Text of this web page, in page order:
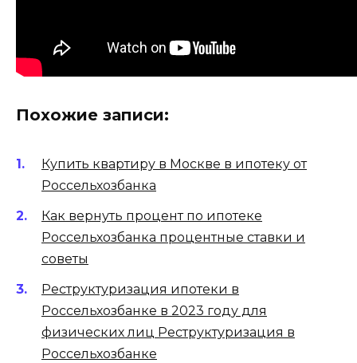
Похожие записи:
Купить квартиру в Москве в ипотеку от
Россельхозбанка
Как вернуть процент по ипотеке
Россельхозбанка процентные ставки и
советы
Реструктуризация ипотеки в
Россельхозбанке в 2023 году для
физических лиц Реструктуризация в
Россельхозбанке